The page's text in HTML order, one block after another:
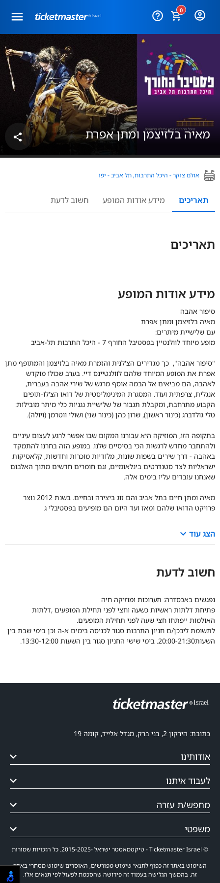
0
help_outline
מאיה בלזיצמן ומתן אפרת share
אולם צוקר - היכל התרבות, תל אביב - יפו
תאריכים מידע אודות המופע חשוב לדעת
תאריכים
מידע אודות המופע
סיפור אהבה
מאיה בלזיצמן ומתן אפרת
עם שלישיית מיתרים:
מופע מיוחד לוולנטיין בפסטיבל החורף 7 - היכל התרבות תל-אביב
"סיפור אהבה", כך מגדירים הצ'לנית והזמרת מאיה בלזיצמן והמתופף מתן
אפרת את המופע המיוחד שלהם לוולנטיינס דיי. בערב שכולו מוקדש
לאהבה, הם מביאים אל הבמה אוסף מרגש של שירי אהבה בעברית,
אנגלית, צרפתית ועוד. המסגרת המינימליסטית של דואו הצ'לו-תופים
הקבוע מתרחבת, ומקבלת תגבור של שלישיית נגניות כלי מיתר מובילות:
טלי גולדברג (כינור ראשון), שרון כהן (כינור שני) ושולי ווטרמן (ויולה).
בתקופה הזו, המוזיקה היא עבורנו המקום שבו אפשר לרגע לעצום עיניים
ולהתחבר מחדש לרגשות הכי בסיסיים שלנו. במופע הזה בחרנו להתמקד
באהבה - דרך שירים בשפות שונות, מלודיות מוכרות וחדשות, קלאסיקות
ישראליות לצד סטנדרטים בינלאומיים, וגם חומרים חדשים מתוך האלבום
שאנחנו עובדים עליו בימים אלה.
מאיה ומתן חיים בתל אביב והם זוג ביצירה ובחיים. בשנת 2012 נוצר
פרויקט הדואו שלהם ומאז ועד היום הם מופיעים בפסטיבלי ג
הצג עוד keyboard_arrow_down
חשוב לדעת
נפגשים באכסדרה: תערוכות ומוזיקה חיה
פתיחת דלתות ראשיות כשעה וחצי לפני תחילת המופעים ,דלתות
האולמות ייפתחו חצי שעה לפני תחילת המופעים.
לתשומת ליבכן/ם חניון התרבות סגור לכניסה בימים א-ה וכן בימי שבת בין
השעות20:00-21:30. בימי שישי החניון סגור בין השעות 13:30-12:00.
כתובת: הירקון 2, בני ברק, מגדל אלייד, קומה 19
אודותינו
לעבוד איתנו
מחפש/ת עזרה
משפטי
© Ticketmaster Israel - טיקטמאסטר ישראל -2015-2025. כל הזכויות שמורות
השימוש באתר זה כפוף לתנאי שימוש מפורשים, האוסרים שימוש מסחרי באתר
זה. בהמשך הגלישה בעמוד זה פירושה שהסכמת לפעול לפי תנאים אלו.